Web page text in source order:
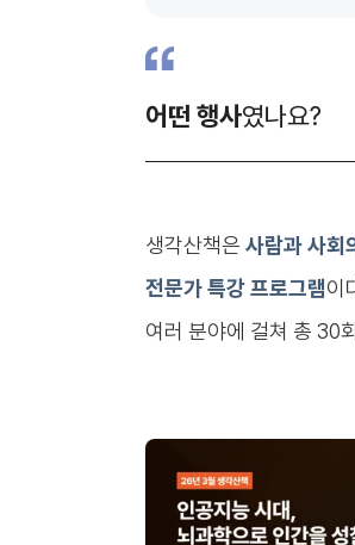
어떤 행사였나요?
생각산책은 사람과 사회
전문가 특강 프로그램이
여러 분야에 걸쳐 총 30